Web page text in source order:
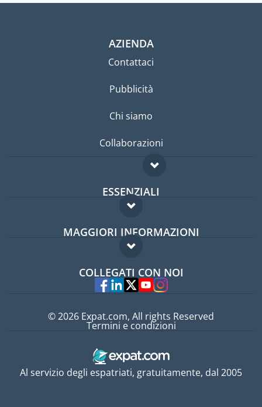
AZIENDA
Contattaci
Pubblicità
Chi siamo
Collaborazioni
ESSENZIALI
Forum per expat
Guida per expat
MAGGIORI INFORMAZIONI
Domande frequenti
Esperti
COLLEGATI CON NOI
Al servizio degli espatriati, gratuitamente, dal 2005
© 2026 Expat.com, All rights Reserved
Termini e condizioni